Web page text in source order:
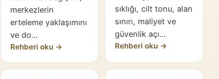
merkezlerin
erteleme yaklaşımını
ve do…
Rehberi oku →
sıklığı, cilt tonu, alan
sınırı, maliyet ve
güvenlik açı…
Rehberi oku →